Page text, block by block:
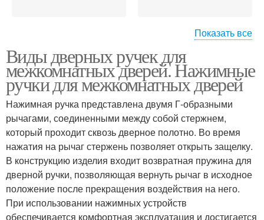
Дверная ручка
двери
Держатель для двери
Показать все
Виды дверных ручек для
межкомнатных дверей. Нажимные
ручки для межкомнатных дверей
Нажимная ручка представлена двумя Г-образными
рычагами, соединенными между собой стержнем,
который проходит сквозь дверное полотно. Во время
нажатия на рычаг стержень позволяет открыть защелку.
В конструкцию изделия входит возвратная пружина для
дверной ручки, позволяющая вернуть рычаг в исходное
положение после прекращения воздействия на него.
При использовании нажимных устройств
обеспечивается комфортная эксплуатация и достигается